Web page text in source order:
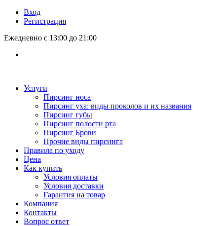
Вход
Регистрация
Ежедневно с 13:00 до 21:00
Услуги
Пирсинг носа
Пирсинг уха: виды проколов и их названия
Пирсинг губы
Пирсинг полости рта
Пирсинг Брови
Прочие виды пирсинга
Правила по уходу
Цена
Как купить
Условия оплаты
Условия доставки
Гарантия на товар
Компания
Контакты
Вопрос ответ